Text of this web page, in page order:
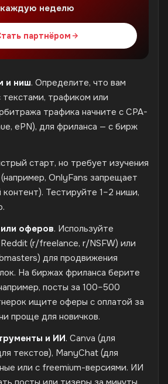
каждую неделю
партнёром
и ниш. Определите, что вам
трафиком или
трафика начните с CPA-
ePN), для фриланса — с бирж
старт, но требует изучения
OnlyFans запрещает
Тестируйте 1–2 ниши,
оферов. Используйте
(r/freelance, r/NSFW) или
для продвижения
На биржах фриланса берите
посты за 100–500
ищите оферы с оплатой за
проще для новичков.
и ИИ. Canva (для
текстов), ManyChat (для
или с freemium-версиями. ИИ